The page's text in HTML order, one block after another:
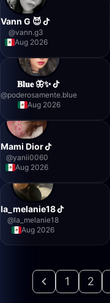
Vann G 😈
@vann.g3
Aug 2026
𝐁𝐥𝐮𝐞 🦋✨
@poderosamente.blue
Aug 2026
Mami Dior
@yanii0060
Aug 2026
la_melanie18
@la_melanie18
Aug 2026
1 2